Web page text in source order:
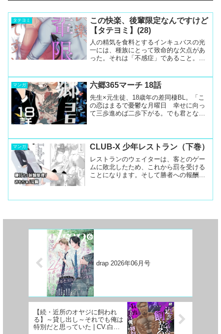
タテヨミ
この快楽、後輩限定なんですけど
【タテヨミ】(28)
人の精気を食料とするインキュバスの光
一には、種族にとって致命的な欠点があ
った。それは「不感症」であること。あ
に強引にクラブへと連れ出される。気乗
りしない光一だったが、そ...
マンガ 六郷365マーチ 18話
先生×元生徒、18歳年の差同棲BL。「こ
の恋はまるで憂鬱な月曜日 幸せに向っ
て三歩進めば二歩下がる。でも君とな
少年。日常の中によぎる死の影、絶望。
でも二人は互いの優しさ...
マンガ CLUB-X 少年レストラン（下巻）
レストランのウェイターは、客とのゲー
ムに敗北したため、これから罰を受ける
ことになります。そして勝者への報酬と
ッププレイ） 5P鞭打（藤の鞭＋ムチ）
drap 2026年06月号
【続・近所のオヤジに飼われ
る】～貸し出し～それでも俺は
特別だと思っていた | CV.白薔